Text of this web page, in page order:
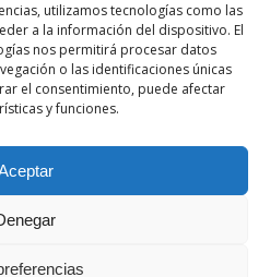
utilizamos tecnologías como las
a la información del dispositivo. El
nos permitirá procesar datos
o las identificaciones únicas
el consentimiento, puede afectar
y funciones.